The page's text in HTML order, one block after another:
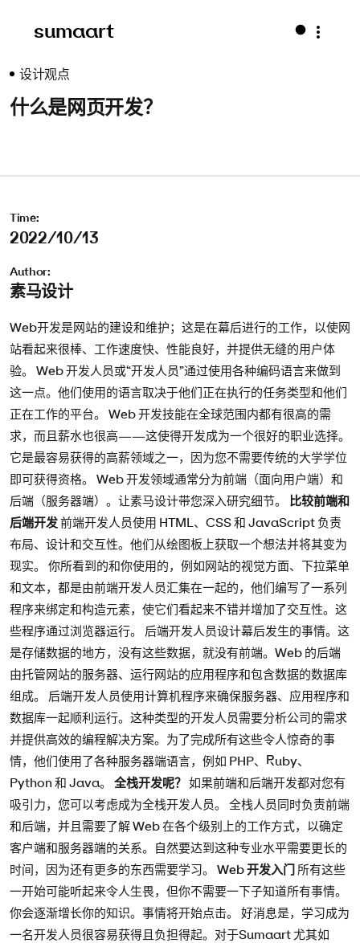
sumaart
设计观点
什么是网页开发？
Time:
2022/10/13
Author:
素马设计
Web开发是网站的建设和维护；这是在幕后进行的工作，以使网
站看起来很棒、工作速度快、性能良好，并提供无缝的用户体
验。 Web 开发人员或“开发人员”通过使用各种编码语言来做到
这一点。他们使用的语言取决于他们正在执行的任务类型和他们
正在工作的平台。 Web 开发技能在全球范围内都有很高的需
求，而且薪水也很高——这使得开发成为一个很好的职业选择。
它是最容易获得的高薪领域之一，因为您不需要传统的大学学位
即可获得资格。 Web 开发领域通常分为前端（面向用户端）和
后端（服务器端）。让素马设计带您深入研究细节。 比较前端和
后端开发前端开发人员使用 HTML、CSS 和 JavaScript 负责
布局、设计和交互性。他们从绘图板上获取一个想法并将其变为
现实。 你所看到的和你使用的，例如网站的视觉方面、下拉菜单
和文本，都是由前端开发人员汇集在一起的，他们编写了一系列
程序来绑定和构造元素，使它们看起来不错并增加了交互性。这
些程序通过浏览器运行。 后端开发人员设计幕后发生的事情。这
是存储数据的地方，没有这些数据，就没有前端。Web 的后端
由托管网站的服务器、运行网站的应用程序和包含数据的数据库
组成。 后端开发人员使用计算机程序来确保服务器、应用程序和
数据库一起顺利运行。这种类型的开发人员需要分析公司的需求
并提供高效的编程解决方案。为了完成所有这些令人惊奇的事
情，他们使用了各种服务器端语言，例如 PHP、Ruby、
Python 和 Java。 全栈开发呢？ 如果前端和后端开发都对您有
吸引力，您可以考虑成为全栈开发人员。 全栈人员同时负责前端
和后端，并且需要了解 Web 在各个级别上的工作方式，以确定
客户端和服务器端的关系。自然要达到这种专业水平需要更长的
时间，因为还有更多的东西需要学习。 Web 开发入门 所有这些
一开始可能听起来令人生畏，但你不需要一下子知道所有事情。
你会逐渐增长你的知识。事情将开始点击。 好消息是，学习成为
一名开发人员很容易获得且负担得起。对于Sumaart 尤其如